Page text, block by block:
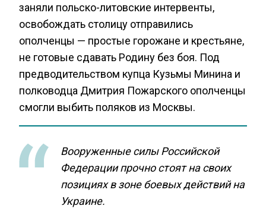
заняли польско-литовские интервенты,
освобождать столицу отправились
ополченцы — простые горожане и крестьяне,
не готовые сдавать Родину без боя. Под
предводительством купца Кузьмы Минина и
полководца Дмитрия Пожарского ополченцы
смогли выбить поляков из Москвы.
Вооруженные силы Российской
Федерации прочно стоят на своих
позициях в зоне боевых действий на
Украине.